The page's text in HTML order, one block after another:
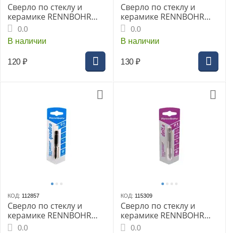
Сверло по стеклу и
керамике RENNBOHR
DUO 4,0мм Delta
0.0
В наличии
120 ₽
Сверло по стеклу и
керамике RENNBOHR
DUO 5,0мм Delta
0.0
В наличии
130 ₽
КОД: 112857
Сверло по стеклу и
керамике RENNBOHR
DUO 6 мм. Quadro
0.0
КОД: 115309
Сверло по стеклу и
керамике RENNBOHR
DUO 8,0мм Delta
0.0